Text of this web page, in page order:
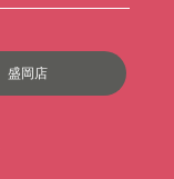
盛岡店